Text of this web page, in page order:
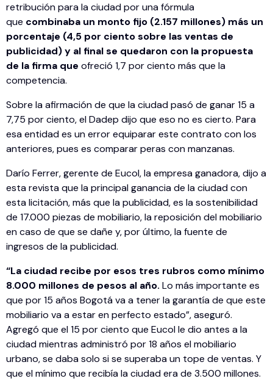
retribución para la ciudad por una fórmula
que combinaba un monto fijo (2.157 millones) más un
porcentaje (4,5 por ciento sobre las ventas de
publicidad) y al final se quedaron con la propuesta
de la firma que ofreció 1,7 por ciento más que la
competencia.
Sobre la afirmación de que la ciudad pasó de ganar 15 a
7,75 por ciento, el Dadep dijo que eso no es cierto. Para
esa entidad es un error equiparar este contrato con los
anteriores, pues es comparar peras con manzanas.
Darío Ferrer, gerente de Eucol, la empresa ganadora, dijo a
esta revista que la principal ganancia de la ciudad con
esta licitación, más que la publicidad, es la sostenibilidad
de 17.000 piezas de mobiliario, la reposición del mobiliario
en caso de que se dañe y, por último, la fuente de
ingresos de la publicidad.
“La ciudad recibe por esos tres rubros como mínimo
8.000 millones de pesos al año. Lo más importante es
que por 15 años Bogotá va a tener la garantía de que este
mobiliario va a estar en perfecto estado”, aseguró.
Agregó que el 15 por ciento que Eucol le dio antes a la
ciudad mientras administró por 18 años el mobiliario
urbano, se daba solo si se superaba un tope de ventas. Y
que el mínimo que recibía la ciudad era de 3.500 millones.